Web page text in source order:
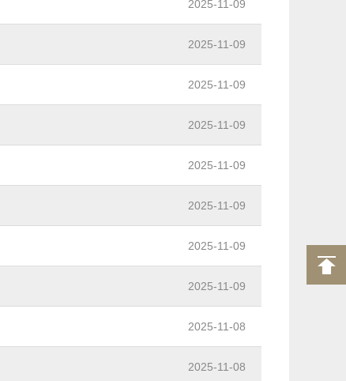
2025-11-09
2025-11-09
2025-11-09
2025-11-09
2025-11-09
2025-11-09
2025-11-09
2025-11-09
2025-11-08
2025-11-08